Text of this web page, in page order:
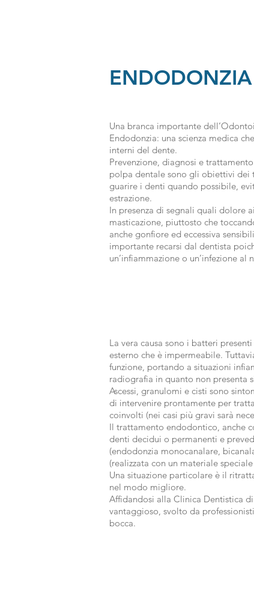
ENDODONZIA
Una branca importante
Endodonzia: una scienza medica
interni del dente.
Prevenzione, diagnosi e
polpa dentale sono gli obiettivi dei
guarire i denti quando possibile,
estrazione.
In presenza di segnali quali dolore
masticazione, piuttosto che
anche gonfiore ed eccessiva
importante recarsi dal dentista
un’infiammazione o un’infezione al
La vera causa sono i batteri
esterno che è impermeabile.
funzione, portando a situazioni
radiografia in quanto non presenta
Ascessi, granulomi e cisti sono
di intervenire prontamente per
coinvolti (nei casi più gravi sarà
Il trattamento endodontico, anche
denti decidui o permanenti e
(endodonzia monocanalare,
(realizzata con un materiale
Una situazione particolare è il
nel modo migliore.
Affidandosi alla Clinica Dentistica
vantaggioso, svolto da
bocca.